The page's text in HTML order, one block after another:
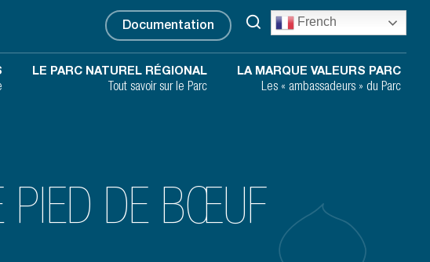
Documentation French
LE PARC NATUREL RÉGIONAL
Tout savoir sur le Parc
LA MARQUE VALEURS PARC
Les « ambassadeurs » du Parc
PIED DE BŒUF